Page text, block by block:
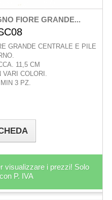
FIORE GRANDE...
GRANDE CENTRALE E PILE
11,5 CM
COLORI.
3 PZ.
visualizzare i prezzi! Solo
P. IVA